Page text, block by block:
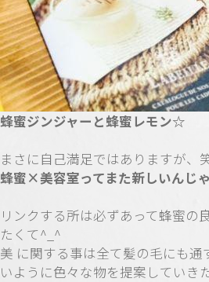
蜂蜜ジンジャーと蜂蜜レモン☆
まさに自己満足ではありますが、
蜂蜜×美容室ってまた新しいんじ
リンクする所は必ずあって蜂蜜の
たくて^_^
美 に関する事は全て髪の毛にも
いように色々な物を提案していき